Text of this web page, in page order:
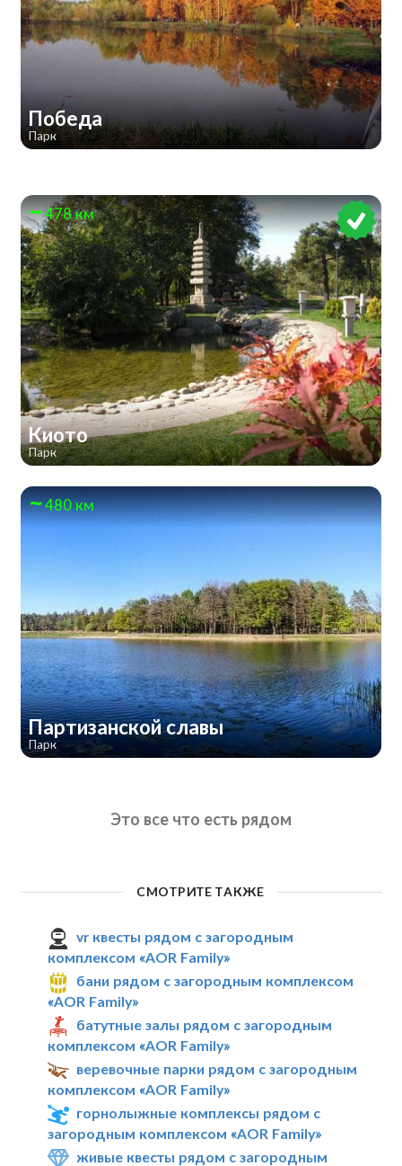
Победа
Парк
478 км
Киото
Парк
480 км
Партизанской славы
Парк
Это все что есть рядом
СМОТРИТЕ ТАКЖЕ
vr квесты рядом с загородным
комплексом «AOR Family»
бани рядом с загородным комплексом
«AOR Family»
батутные залы рядом с загородным
комплексом «AOR Family»
веревочные парки рядом с загородным
комплексом «AOR Family»
горнолыжные комплексы рядом с
загородным комплексом «AOR Family»
живые квесты рядом с загородным